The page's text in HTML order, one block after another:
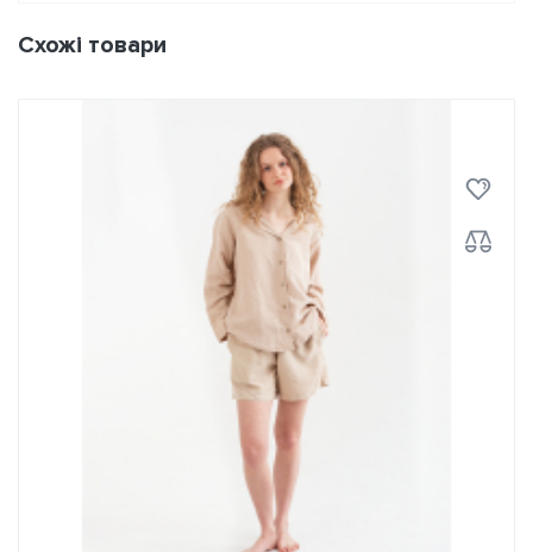
Схожі товари